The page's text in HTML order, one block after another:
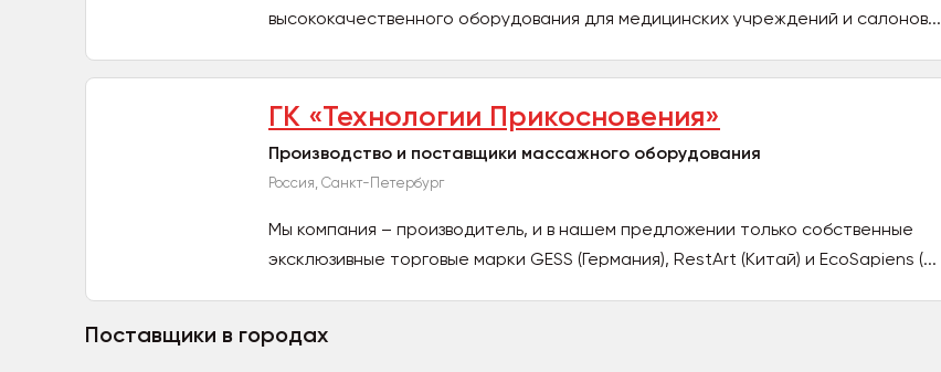
высококачественного оборудования для медицинских учреждений и салонов...
ГК «Технологии Прикосновения»
Производство и поставщики массажного оборудования
Россия, Санкт-Петербург
Мы компания – производитель, и в нашем предложении только собственные
эксклюзивные торговые марки GESS (Германия), RestArt (Китай) и EcoSapiens (...
Поставщики в городах